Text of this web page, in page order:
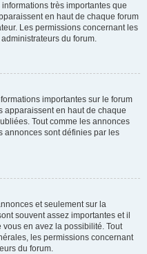
très importantes que
en haut de chaque forum
Les permissions concernant les
du forum.
importantes sur le forum
apparaissent en haut de chaque
Tout comme les annonces
annonces sont définies par les
et seulement sur la
souvent assez importantes et il
en avez la possibilité. Tout
les permissions concernant
du forum.